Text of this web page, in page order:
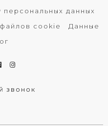
данных
cookie
Данные
звонок